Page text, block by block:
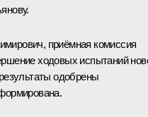
приёмная комиссия
ходовых испытаний
одобрены